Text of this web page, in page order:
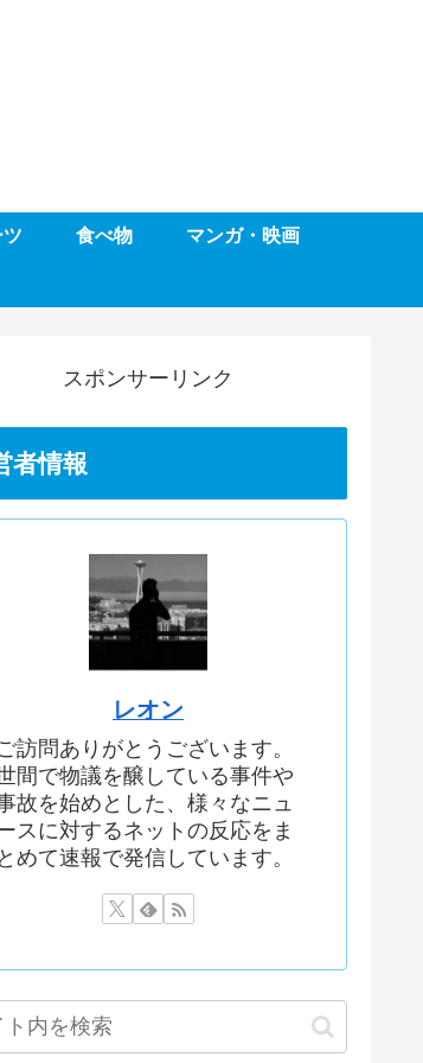
食べ物 マンガ・映画
スポンサーリンク
者情報
レオン
訪問ありがとうございます。
間で物議を醸している事件や
故を始めとした、様々なニュ
スに対するネットの反応をま
とめて速報で発信しています。